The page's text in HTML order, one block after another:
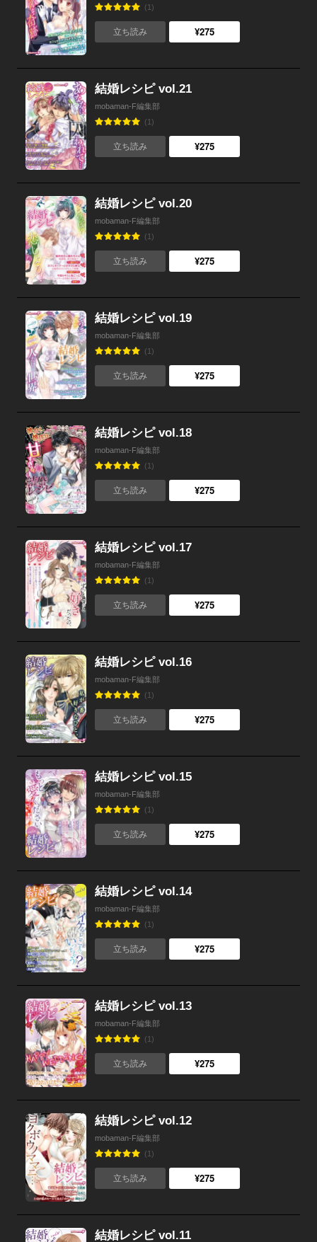
(1)
立ち読み ¥275
結婚レシピ vol.21
mobaman-F編集部
(1)
立ち読み ¥275
結婚レシピ vol.20
mobaman-F編集部
(1)
立ち読み ¥275
結婚レシピ vol.19
mobaman-F編集部
(1)
立ち読み ¥275
結婚レシピ vol.18
mobaman-F編集部
(1)
立ち読み ¥275
結婚レシピ vol.17
mobaman-F編集部
(1)
立ち読み ¥275
結婚レシピ vol.16
mobaman-F編集部
(1)
立ち読み ¥275
結婚レシピ vol.15
mobaman-F編集部
(1)
立ち読み ¥275
結婚レシピ vol.14
mobaman-F編集部
(1)
立ち読み ¥275
結婚レシピ vol.13
mobaman-F編集部
(1)
立ち読み ¥275
結婚レシピ vol.12
mobaman-F編集部
(1)
立ち読み ¥275
結婚レシピ vol.11